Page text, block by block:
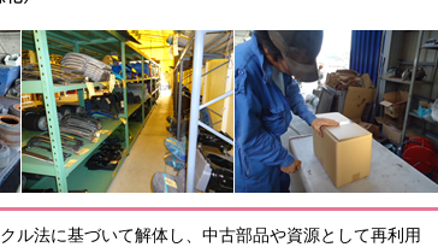
ル法に基づいて解体し、中古部品や資源として再利用